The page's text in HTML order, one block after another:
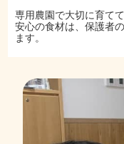
専用農園で大切に育て
安心の食材は、保護者
ます。